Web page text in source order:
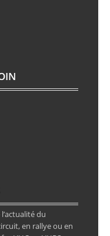
du
en rallye ou en